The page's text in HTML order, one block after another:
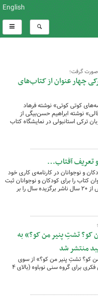
English
صورت گرفت؛
چهار عنوان از کتاب‌های
کوتی کوتی» نوشته فرهاد
نوشته ابراهیم حسن‌بیگی از
ترکی استانبولی در نمایشگاه کتاب
تعریف آفتاب…
و نوجوانان در کارنامه‌ی کاری خود
۳هزار عنوان کتاب را برای کودکان و نوجوانان ثبت
کرده است و افتخار بیش از ۲۰ سال ناشر برگزیده سال را بر
کو؟ تشتِ پنیر من کو؟» به
منتشر شد
کو؟ تشتِ پنیر من کو؟» از سوی
انتشارات کانون پرورش فکری برای گروه سنی نوباوه (بالای ۴